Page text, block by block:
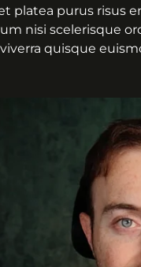
platea purus risus
nisi scelerisque
quisque